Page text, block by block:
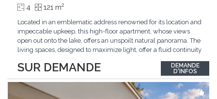
SUR DEMANDE
4 121 m2
Located in an emblematic address renowned for its location and
impeccable upkeep, this high-floor apartment, whose views
open out onto the lake, offers an unspoilt natural panorama. The
living spaces, designed to maximize light, offer a fluid continuity
comprises two bedrooms, each with its own bathroom,
guaranteeing comfort and privacy. Private...
DEMANDE
D'INFOS